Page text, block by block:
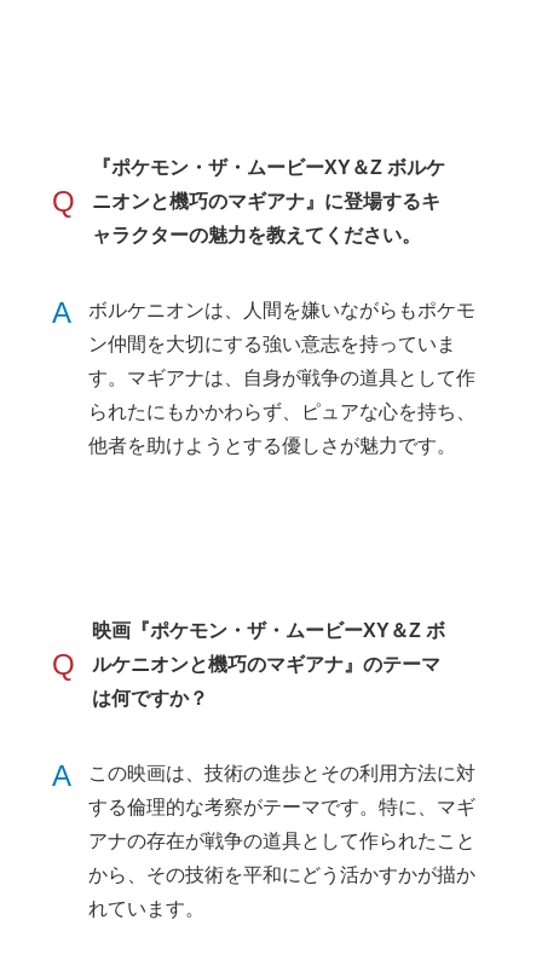
Q
『ポケモン・ザ・ムービーXY＆Z ボルケ
ニオンと機巧のマギアナ』に登場するキ
ャラクターの魅力を教えてください。
A
ボルケニオンは、人間を嫌いながらもポケモ
ン仲間を大切にする強い意志を持っていま
す。マギアナは、自身が戦争の道具として作
られたにもかかわらず、ピュアな心を持ち、
他者を助けようとする優しさが魅力です。
Q
映画『ポケモン・ザ・ムービーXY＆Z ボ
ルケニオンと機巧のマギアナ』のテーマ
は何ですか？
A
この映画は、技術の進歩とその利用方法に対
する倫理的な考察がテーマです。特に、マギ
アナの存在が戦争の道具として作られたこと
から、その技術を平和にどう活かすかが描か
れています。